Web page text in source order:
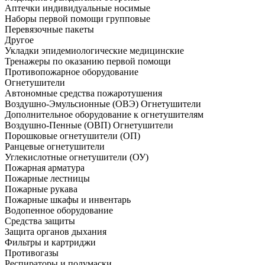
Аптечки индивидуальные носимые
Наборы первой помощи групповые
Перевязочные пакеты
Другое
Укладки эпидемиологические медицинские
Тренажеры по оказанию первой помощи
Противопожарное оборудование
Огнетушители
Автономные средства пожаротушения
Воздушно-Эмульсионные (ОВЭ) Огнетушители
Дополнительное оборудование к огнетушителям
Воздушно-Пенные (ОВП) Огнетушители
Порошковые огнетушители (ОП)
Ранцевые огнетушители
Углекислотные огнетушители (ОУ)
Пожарная арматура
Пожарные лестницы
Пожарные рукава
Пожарные шкафы и инвентарь
Водопенное оборудование
Средства защиты
Защита органов дыхания
Фильтры и картриджи
Противогазы